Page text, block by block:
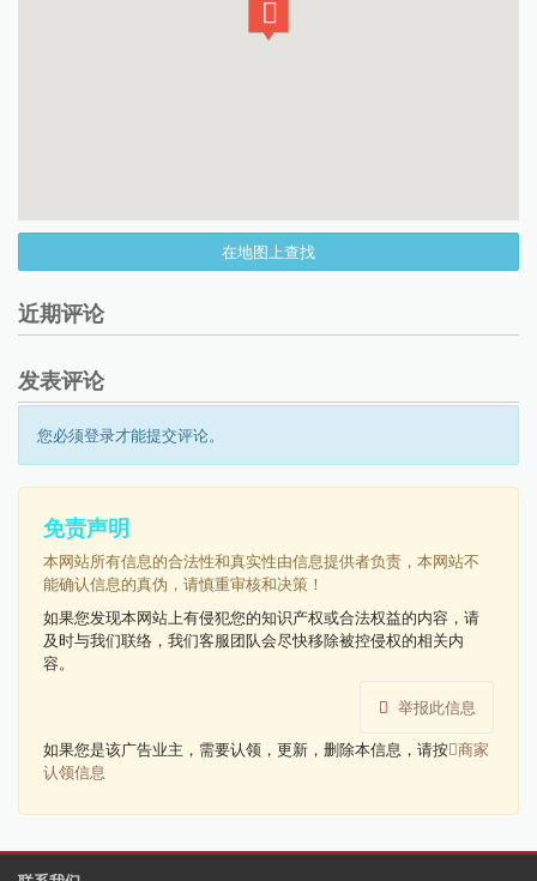
在地图上查找
近期评论
发表评论
您必须登录才能提交评论。
免责声明
本网站所有信息的合法性和真实性由信息提供者负责，本网站不
能确认信息的真伪，请慎重审核和决策！
如果您发现本网站上有侵犯您的知识产权或合法权益的内容，请
及时与我们联络，我们客服团队会尽快移除被控侵权的相关内
容。
举报此信息
如果您是该广告业主，需要认领，更新，删除本信息，请按 商家
认领信息